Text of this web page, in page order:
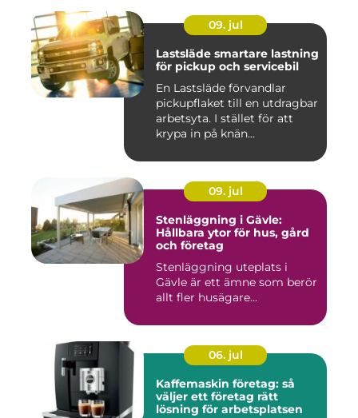
09. jul
Lastsläde smartare lastning
för pickup och servicebil
En Lastsläde förvandlar
pickupflaket till en utdragbar
arbetsyta. I stället för att
krypa in på knän...
09. jul
Stenläggning i Gävle:
Hållbara ytor för hus, gård
och företag
Stenläggning uteplats i
Gävle är ett ämne som berör
allt fler husägare...
06. jul
Kaffemaskin företag: så
väljer ett företag rätt
lösning för arbetsplatsen